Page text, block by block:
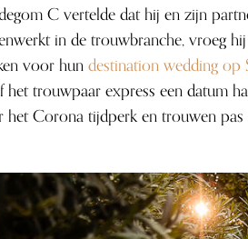
C vertelde dat hij en zijn
in de trouwbranche, vroeg
voor hundestination wedding op
het trouwpaar express een datum
Corona tijdperk en trouwen pas